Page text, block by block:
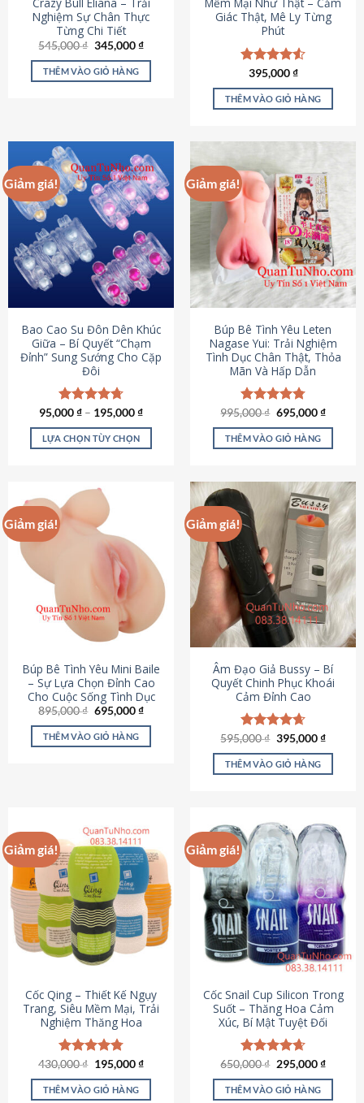
Crazy Bull Eliana – Trải
Nghiệm Sự Chân Thực
Từng Chi Tiết
545,000₫ Giá
là:
545,000 ₫.
345,000₫Giá
tại
THÊM VÀO GIỎ HÀNG
Mềm Mại Như Thật – Cảm
Giác Thật, Mê Ly Từng
Phút
Được xếp
hạng4.53
5 sao
395,000₫
THÊM VÀO GIỎ HÀNG
Giảm giá!
Bao Cao Su Đôn Dên Khúc
Giữa – Bí Quyết “Chạm
Đỉnh” Sung Sướng Cho Cặp
Đôi
Được xếp
hạng4.70
5 sao
95,000₫ – 195,000₫
LỰA CHỌN TÙY CHỌN
này
nhiều
biến
thể.
chọn
thể
chọn
trên
trang
sản
phẩm
Giảm giá!
Búp Bê Tình Yêu Leten
Nagase Yui: Trải Nghiệm
Tình Dục Chân Thật, Thỏa
Mãn Và Hấp Dẫn
Được xếp
hạng4.80
5 sao
995,000₫ Giá
là:
995,000 ₫.
695,000₫Giá
tại
THÊM VÀO GIỎ HÀNG
Giảm giá!
Búp Bê Tình Yêu Mini Baile
– Sự Lựa Chọn Đỉnh Cao
Cho Cuộc Sống Tình Dục
895,000₫ Giá
là:
895,000 ₫.
695,000₫Giá
tại
THÊM VÀO GIỎ HÀNG
Giảm giá!
Âm Đạo Giả Bussy – Bí
Quyết Chinh Phục Khoái
Cảm Đỉnh Cao
Được xếp
hạng4.64
5 sao
595,000₫ Giá
là:
595,000 ₫.
395,000₫Giá
tại
THÊM VÀO GIỎ HÀNG
Giảm giá!
Cốc Qing – Thiết Kế Ngụy
Trang, Siêu Mềm Mại, Trải
Nghiệm Thăng Hoa
Được xếp
hạng4.78
5 sao
430,000₫ Giá
là:
430,000 ₫.
195,000₫Giá
tại
THÊM VÀO GIỎ HÀNG
Giảm giá!
Cốc Snail Cup Silicon Trong
Suốt – Thăng Hoa Cảm
Xúc, Bí Mật Tuyệt Đối
Được xếp
hạng4.69
5 sao
650,000₫ Giá
là:
650,000 ₫.
295,000₫Giá
tại
THÊM VÀO GIỎ HÀNG